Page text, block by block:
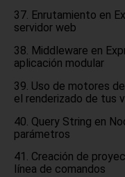
Enrutamiento en
servidor web
Middleware en
aplicación modular
Uso de motores
el renderizado de tus
Query String en
parámetros
Creación de
línea de comandos